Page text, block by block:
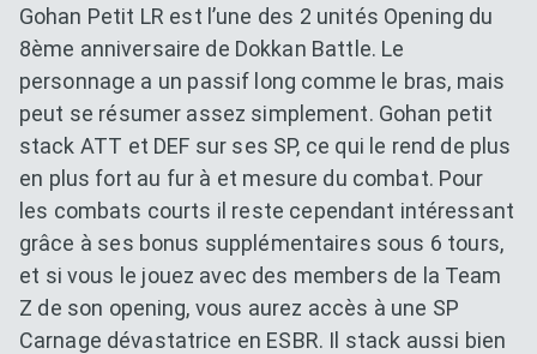
Gohan Petit LR est l’une des 2 unités Opening du
8ème anniversaire de Dokkan Battle. Le
personnage a un passif long comme le bras, mais
peut se résumer assez simplement. Gohan petit
stack ATT et DEF sur ses SP, ce qui le rend de plus
en plus fort au fur à et mesure du combat. Pour
les combats courts il reste cependant intéressant
grâce à ses bonus supplémentaires sous 6 tours,
et si vous le jouez avec des members de la Team
Z de son opening, vous aurez accès à une SP
Carnage dévastatrice en ESBR. Il stack aussi bien